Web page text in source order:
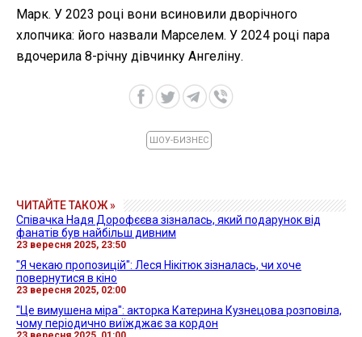
Марк. У 2023 році вони всиновили дворічного
хлопчика: його назвали Марселем. У 2024 році пара
вдочерила 8-річну дівчинку Ангеліну.
ШОУ-БИЗНЕС
ЧИТАЙТЕ ТАКОЖ »
Співачка Надя Дорофєєва зізналась, який подарунок від
фанатів був найбільш дивним
23 вересня 2025, 23:50
"Я чекаю пропозицій": Леся Нікітюк зізналась, чи хоче
повернутися в кіно
23 вересня 2025, 02:00
"Це вимушена міра": акторка Катерина Кузнецова розповіла,
чому періодично виїжджає за кордон